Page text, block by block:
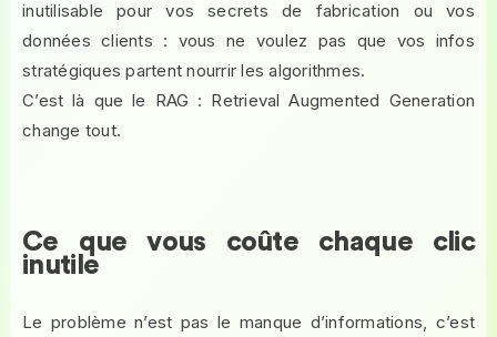
inutilisable pour vos secrets de fabrication ou vos
données clients : vous ne voulez pas que vos infos
stratégiques partent nourrir les algorithmes.
C’est là que le RAG : Retrieval Augmented Generation
change tout.
Ce que vous coûte chaque clic
inutile
Le problème n’est pas le manque d’informations, c’est